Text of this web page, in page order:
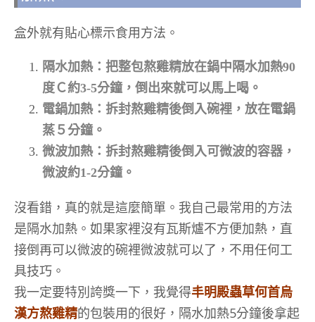
盒外就有貼心標示食用方法。
隔水加熱：把整包熬雞精放在鍋中隔水加熱90
度Ｃ約3-5分鐘，倒出來就可以馬上喝。
電鍋加熱：拆封熬雞精後倒入碗裡，放在電鍋
蒸５分鐘。
微波加熱：拆封熬雞精後倒入可微波的容器，
微波約1-2分鐘。
沒看錯，真的就是這麼簡單。我自己最常用的方法
是隔水加熱。如果家裡沒有瓦斯爐不方便加熱，直
接倒再可以微波的碗裡微波就可以了，不用任何工
具技巧。
我一定要特別誇獎一下，我覺得丰明殿蟲草何首烏
漢方熬雞精的包裝用的很好，隔水加熱5分鐘後拿起